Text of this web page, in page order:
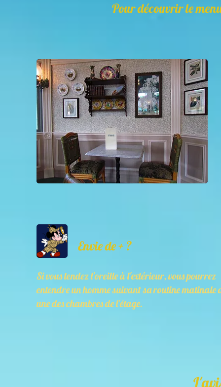
Pour découvrir le
Envie de + ?
Si vous tendez l'oreille à l'extérieur, vous pourrez
entendre un homme suivant sa routine matinale
une des chambres de l'étage.